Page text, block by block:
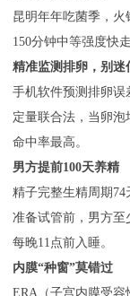
昆明年年吃菌季，火
150分钟中等强度快
精准监测排卵，别迷
手机软件预测排卵
定量联合法，当卵泡
命中率最高。
男方提前100天养精
精子完整生精周期74
准备试管前，男方至
每晚11点前入睡。
内膜“种窗”莫错过
ERA（子宫内膜受容